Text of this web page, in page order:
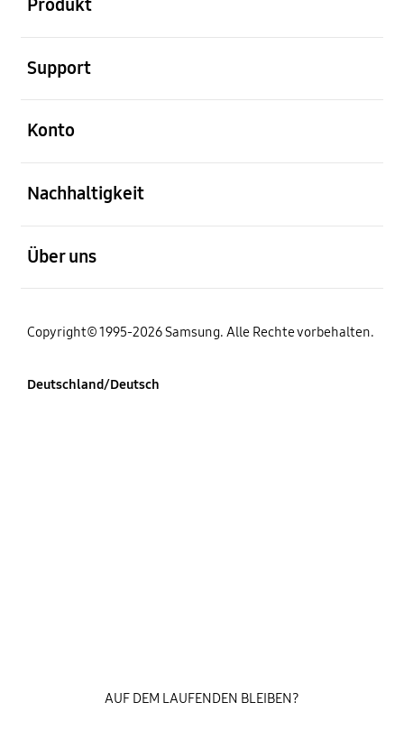
Produkt
Support
Konto
Nachhaltigkeit
Über uns
Copyright© 1995-2026 Samsung. Alle Rechte vorbehalten.
Deutschland/Deutsch
AUF DEM LAUFENDEN BLEIBEN?